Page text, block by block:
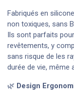
Fabriqués en
non toxiques, sans
Ils sont parfaits
revêtements, y
sans risque de les
durée de vie, même
🌿 Design